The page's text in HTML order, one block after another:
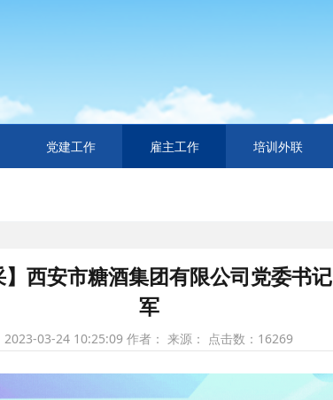
党建工作 雇主工作 培训外联
】西安市糖酒集团有限公司党委书
军
2023-03-24 10:25:09 作者： 来源： 点击数： 16269